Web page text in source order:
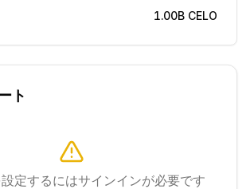
1.00B CELO
ト
定するにはサインインが必要です